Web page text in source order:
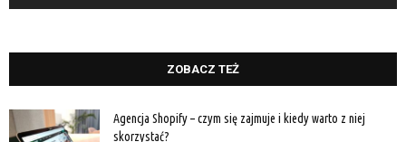
ZOBACZ TEŻ
Agencja Shopify – czym się zajmuje i kiedy warto z niej
skorzystać?